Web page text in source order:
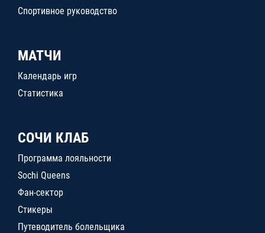
Спортивное руководство
МАТЧИ
Календарь игр
Статистика
СОЧИ КЛАБ
Программа лояльности
Sochi Queens
Фан-сектор
Стикеры
Путеводитель болельщика